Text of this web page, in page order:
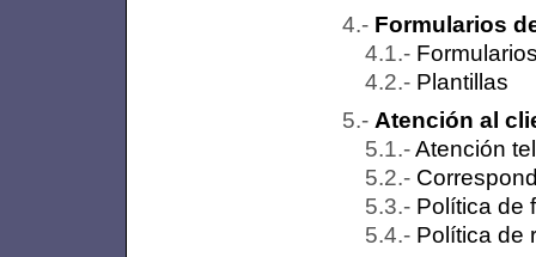
Formularios
Plantillas
Atención al
Atención
Política de
Política de